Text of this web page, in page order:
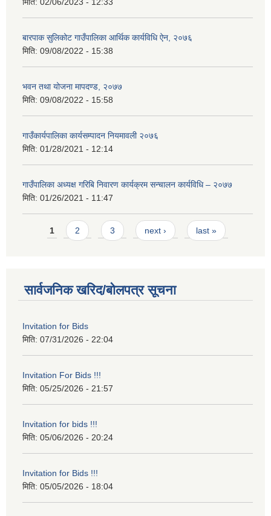
बारपाक सुलिकोट गाउँपालिका आर्थिक कार्यविधि ऐन, २०७६
मिति: 09/08/2022 - 15:38
भवन तथा योजना मापदण्ड, २०७७
मिति: 09/08/2022 - 15:58
गाउँकार्यपालिका कार्यसम्पादन नियमावली २०७६
मिति: 01/28/2021 - 12:14
गाउँपालिका अध्यक्ष गरिबि निवारण कार्यक्रम सन्चालन कार्यविधि – २०७७
मिति: 01/26/2021 - 11:47
Pages
1 2 3 next › last »
सार्वजनिक खरिद/बोलपत्र सूचना
Invitation for Bids
मिति: 07/31/2026 - 22:04
Invitation For Bids !!!
मिति: 05/25/2026 - 21:57
Invitation for bids !!!
मिति: 05/06/2026 - 20:24
Invitation for Bids !!!
मिति: 05/05/2026 - 18:04